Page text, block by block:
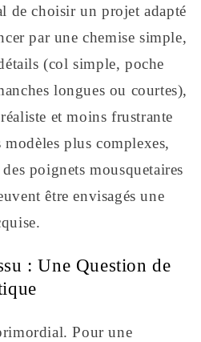
de choisir un projet adapté
par une chemise simple,
(col simple, poche
longues ou courtes),
et moins frustrante
plus complexes,
poignets mousquetaires
être envisagés une
: Une Question de
Pour une